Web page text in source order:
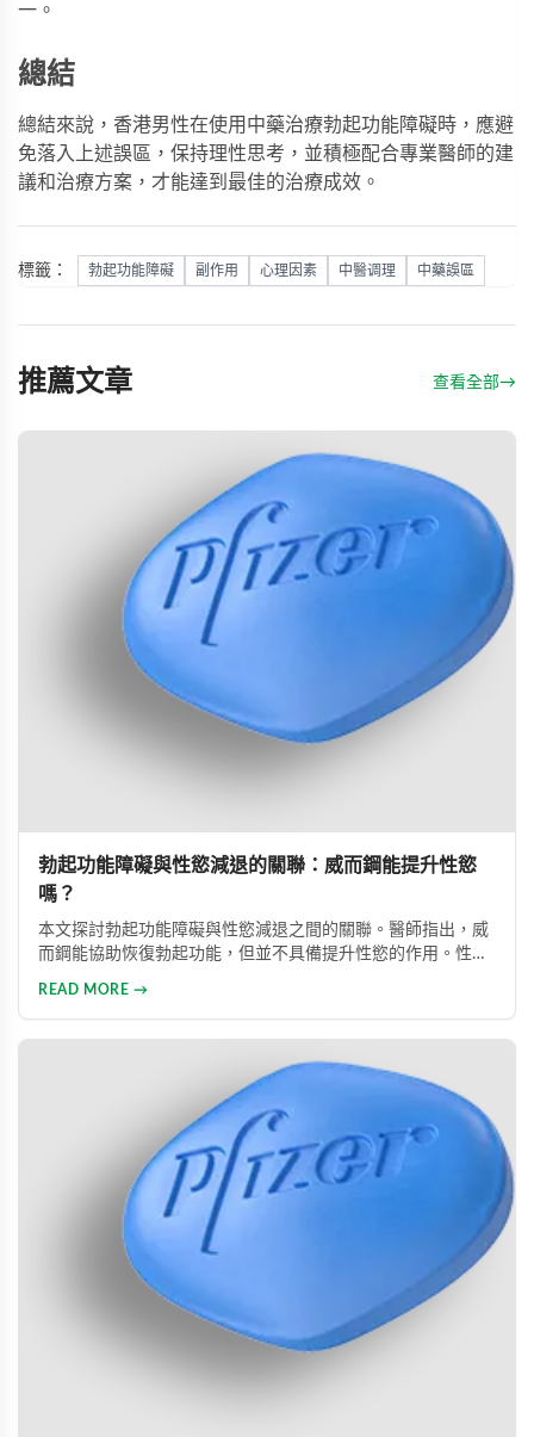
一。
總結
總結來說，香港男性在使用中藥治療勃起功能障礙時，應避
免落入上述誤區，保持理性思考，並積極配合專業醫師的建
議和治療方案，才能達到最佳的治療成效。
標籤： 勃起功能障礙 副作用 心理因素 中醫调理 中藥誤區
推薦文章 查看全部→
勃起功能障礙與性慾減退的關聯：威而鋼能提升性慾
嗎？
本文探討勃起功能障礙與性慾減退之間的關聯。醫師指出，威
而鋼能協助恢復勃起功能，但並不具備提升性慾的作用。性慾
READ MORE →